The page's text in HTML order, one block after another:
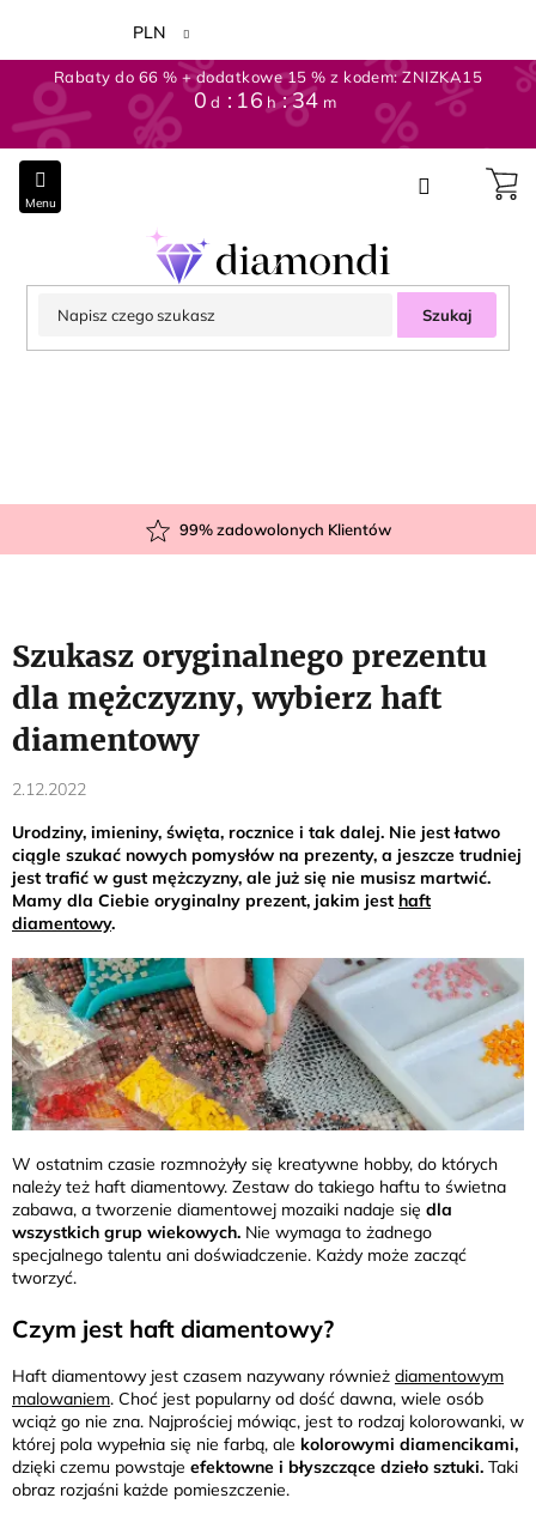
treści
Rabaty do 66 % + dodatkowe 15 % z kodem: ZNIZKA15
0 d 16 h 34 m
PLN
Szukaj
99% zadowolonych Klientów
Szukasz oryginalnego prezentu
dla mężczyzny, wybierz haft
diamentowy
2.12.2022
Urodziny, imieniny, święta, rocznice i tak dalej. Nie jest łatwo
ciągle szukać nowych pomysłów na prezenty, a jeszcze trudniej
jest trafić w gust mężczyzny, ale już się nie musisz martwić.
Mamy dla Ciebie oryginalny prezent, jakim jest haft
diamentowy.
W ostatnim czasie rozmnożyły się kreatywne hobby, do których
należy też haft diamentowy. Zestaw do takiego haftu to świetna
zabawa, a tworzenie diamentowej mozaiki nadaje się dla
wszystkich grup wiekowych. Nie wymaga to żadnego
specjalnego talentu ani doświadczenie. Każdy może zacząć
tworzyć.
Czym jest haft diamentowy?
Haft diamentowy jest czasem nazywany również diamentowym
malowaniem. Choć jest popularny od dość dawna, wiele osób
wciąż go nie zna. Najprościej mówiąc, jest to rodzaj kolorowanki, w
której pola wypełnia się nie farbą, ale kolorowymi diamencikami,
dzięki czemu powstaje efektowne i błyszczące dzieło sztuki. Taki
obraz rozjaśni każde pomieszczenie.